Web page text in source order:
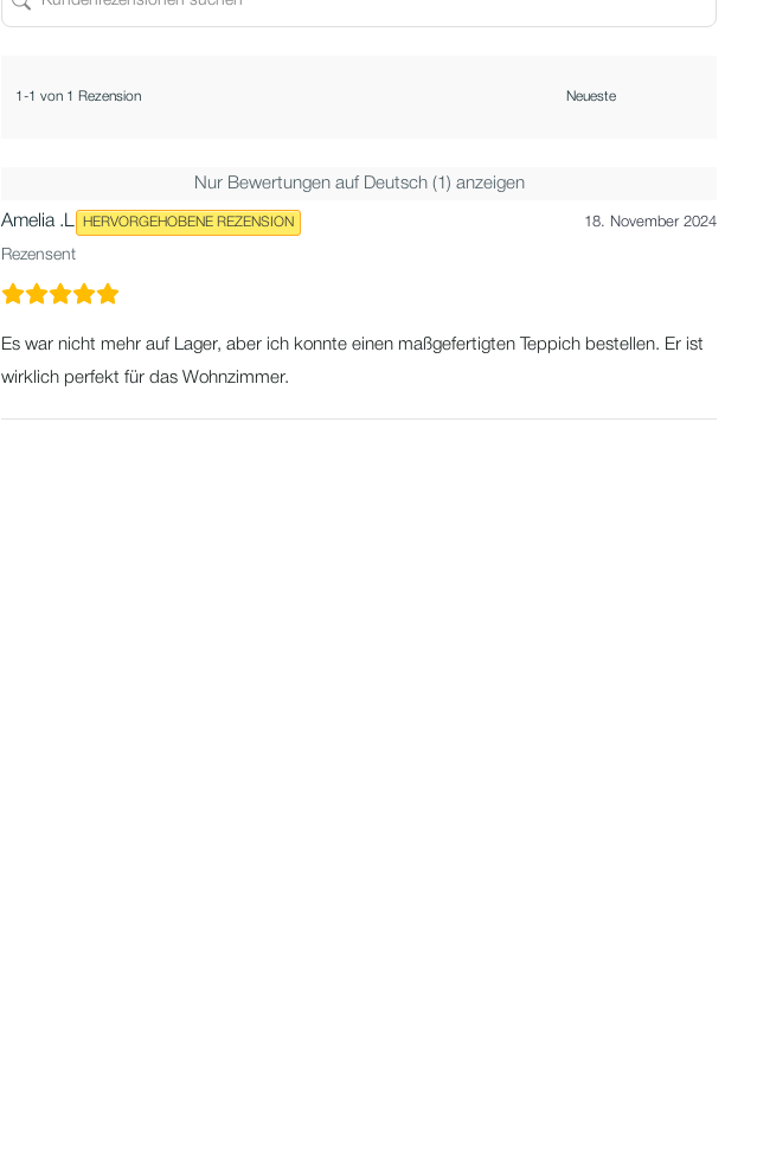
1-1 von 1 Rezension
Nur Bewertungen auf Deutsch (1) anzeigen
Amelia .L
Rezensent
HERVORGEHOBENE REZENSION 18. November 2024
Es war nicht mehr auf Lager, aber ich konnte einen maßgefertigten Teppich bestellen. Er ist
wirklich perfekt für das Wohnzimmer.